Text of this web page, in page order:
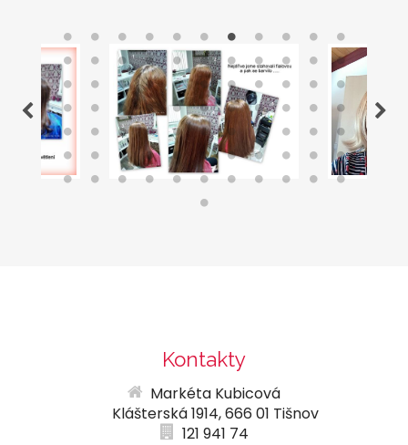
Kontakty
Markéta Kubicová
Klášterská 1914, 666 01 Tišnov
121 941 74